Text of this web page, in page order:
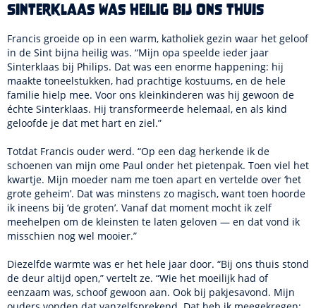
Sinterklaas was heilig bij ons thuis
Francis groeide op in een warm, katholiek gezin waar het geloof
in de Sint bijna heilig was. “Mijn opa speelde ieder jaar
Sinterklaas bij Philips. Dat was een enorme happening: hij
maakte toneelstukken, had prachtige kostuums, en de hele
familie hielp mee. Voor ons kleinkinderen was hij gewoon de
échte Sinterklaas. Hij transformeerde helemaal, en als kind
geloofde je dat met hart en ziel.”
Totdat Francis ouder werd. “Op een dag herkende ik de
schoenen van mijn ome Paul onder het pietenpak. Toen viel het
kwartje. Mijn moeder nam me toen apart en vertelde over ‘het
grote geheim’. Dat was minstens zo magisch, want toen hoorde
ik ineens bij ‘de groten’. Vanaf dat moment mocht ik zelf
meehelpen om de kleinsten te laten geloven — en dat vond ik
misschien nog wel mooier.”
Diezelfde warmte was er het hele jaar door. “Bij ons thuis stond
de deur altijd open,” vertelt ze. “Wie het moeilijk had of
eenzaam was, schoof gewoon aan. Ook bij pakjesavond. Mijn